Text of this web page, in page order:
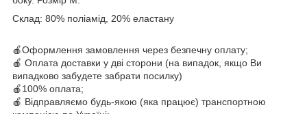
Склад: 80% поліамід, 20% еластану
🍎Оформлення замовлення через безпечну оплату;
🍎 Оплата доставки у дві сторони (на випадок, якщо Ви
випадково забудете забрати посилку)
🍎100% оплата;
🍎 Відправляємо будь-якою (яка працює) транспортною